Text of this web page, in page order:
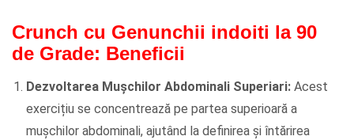
Crunch cu Genunchii indoiti la 90
de Grade: Beneficii
Dezvoltarea Mușchilor Abdominali Superiari: Acest
exercițiu se concentrează pe partea superioară a
mușchilor abdominali, ajutând la definirea și întărirea